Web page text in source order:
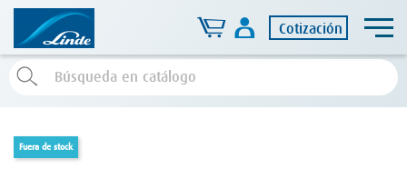
Cotización
fuera de stock